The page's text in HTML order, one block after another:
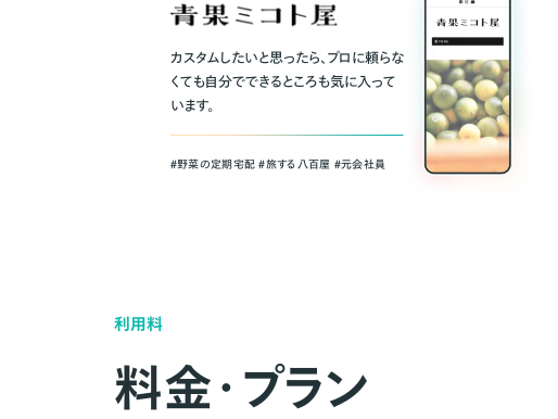
カスタムしたいと思ったら、プロに頼らな
くても自分でできるところも気に入って
います。
＃野菜の定期宅配 ＃旅する八百屋 ＃元会社員
利用料
料金・プラン